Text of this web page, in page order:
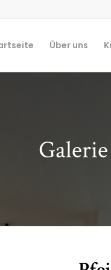
Über uns